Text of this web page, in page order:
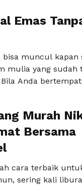
dan udara, serta
adanya
pembangunan
ekonomi,
Emas
muncul kapan
mulia yang sudah
Anda
akan membahas
serta
Murah
Bersama
cara terbaik
sering kali